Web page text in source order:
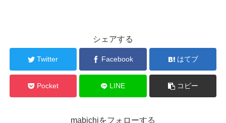
シェアする
Twitter Facebook はてブ
Pocket LINE コピー
mabichiをフォローする